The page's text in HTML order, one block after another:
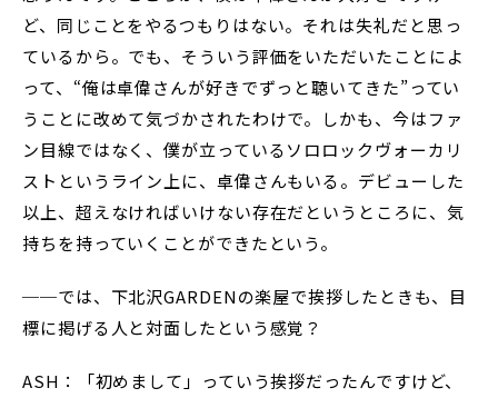
ど、同じことをやるつもりはない。それは失礼だと思っ
ているから。でも、そういう評価をいただいたことによ
って、“俺は卓偉さんが好きでずっと聴いてきた”ってい
うことに改めて気づかされたわけで。しかも、今はファ
ン目線ではなく、僕が立っているソロロックヴォーカリ
ストというライン上に、卓偉さんもいる。デビューした
以上、超えなければいけない存在だというところに、気
持ちを持っていくことができたという。
──では、下北沢GARDENの楽屋で挨拶したときも、目
標に掲げる人と対面したという感覚？
ASH：「初めまして」っていう挨拶だったんですけど、